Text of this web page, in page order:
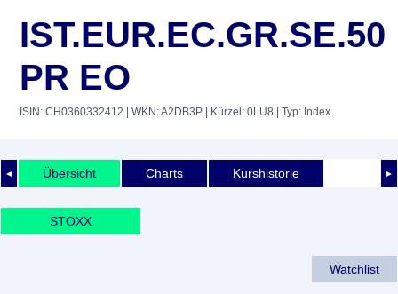
IST.EUR.EC.GR.SE.50
PR EO
ISIN: CH0360332412 | WKN: A2DB3P | Kürzel: 0LU8 | Typ: Index
◄ ►
Übersicht Charts Kurshistorie
STOXX
Watchlist